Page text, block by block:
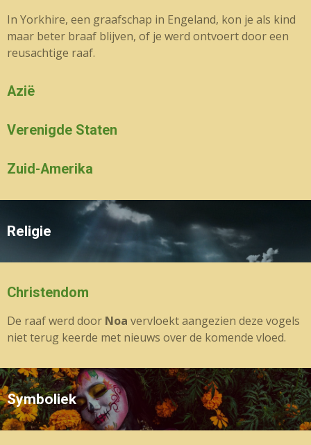
In Yorkhire, een graafschap in Engeland, kon je als kind
maar beter braaf blijven, of je werd ontvoert door een
reusachtige raaf.
Azië
Verenigde Staten
Zuid-Amerika
Religie
Christendom
De raaf werd door Noa vervloekt aangezien deze vogels
niet terug keerde met nieuws over de komende vloed.
Symboliek